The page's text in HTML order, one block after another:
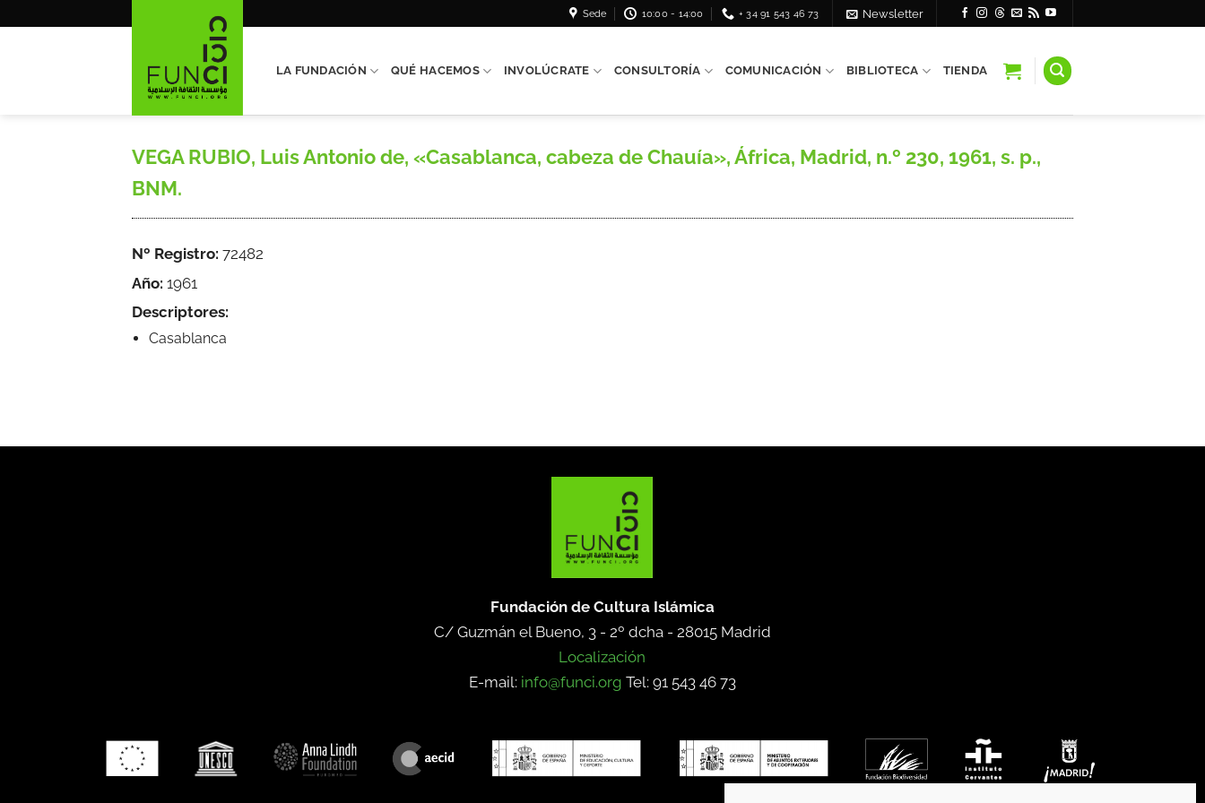
Sede 10:00 - 14:00 + 34 91 543 46 73 Newsletter
LA FUNDACIÓN QUÉ HACEMOS INVOLÚCRATE CONSULTORÍA COMUNICACIÓN BIBLIOTECA TIENDA
VEGA RUBIO, Luis Antonio de, «Casablanca, cabeza de Chauía», África, Madrid, n.º 230, 1961, s. p.,
BNM.
Nº Registro: 72482
Año: 1961
Descriptores:
Casablanca
Fundación de Cultura Islámica
C/ Guzmán el Bueno, 3 - 2º dcha - 28015 Madrid
Localización
E-mail: info@funci.org Tel: 91 543 46 73